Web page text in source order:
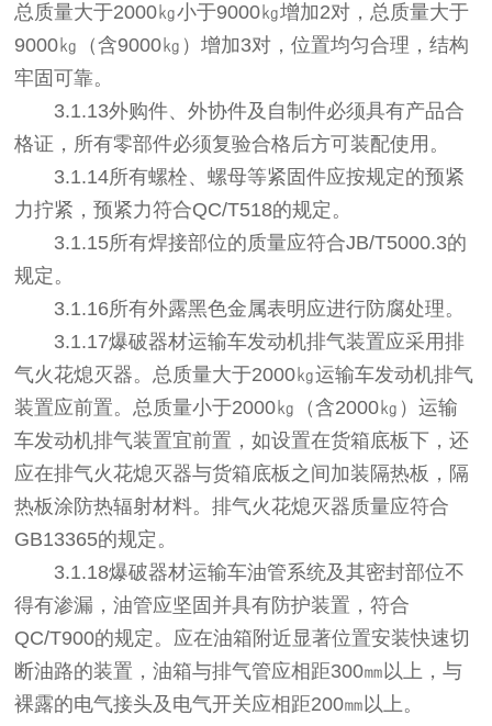
总质量大于2000㎏小于9000㎏增加2对，总质量大于
9000㎏（含9000㎏）增加3对，位置均匀合理，结构
牢固可靠。
3.1.13外购件、外协件及自制件必须具有产品合
格证，所有零部件必须复验合格后方可装配使用。
3.1.14所有螺栓、螺母等紧固件应按规定的预紧
力拧紧，预紧力符合QC/T518的规定。
3.1.15所有焊接部位的质量应符合JB/T5000.3的
规定。
3.1.16所有外露黑色金属表明应进行防腐处理。
3.1.17爆破器材运输车发动机排气装置应采用排
气火花熄灭器。总质量大于2000㎏运输车发动机排气
装置应前置。总质量小于2000㎏（含2000㎏）运输
车发动机排气装置宜前置，如设置在货箱底板下，还
应在排气火花熄灭器与货箱底板之间加装隔热板，隔
热板涂防热辐射材料。排气火花熄灭器质量应符合
GB13365的规定。
3.1.18爆破器材运输车油管系统及其密封部位不
得有渗漏，油管应坚固并具有防护装置，符合
QC/T900的规定。应在油箱附近显著位置安装快速切
断油路的装置，油箱与排气管应相距300㎜以上，与
裸露的电气接头及电气开关应相距200㎜以上。